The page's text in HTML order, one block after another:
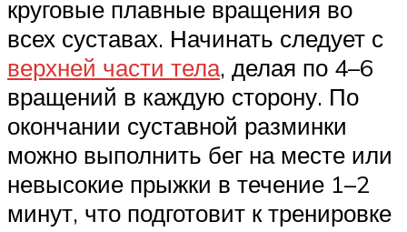
круговые плавные вращения во
всех суставах. Начинать следует с
верхней части тела, делая по 4–6
вращений в каждую сторону. По
окончании суставной разминки
можно выполнить бег на месте или
невысокие прыжки в течение 1–2
минут, что подготовит к тренировке